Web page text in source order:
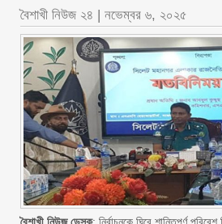
বৈশাখী নিউজ ২৪ | নভেম্বর ৬, ২০২৫
বৈশাখী নিউজ ডেস্ক: নির্বাচনকে ঘিরে শান্তিপূর্ণ